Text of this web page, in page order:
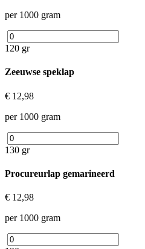
per 1000 gram
120 gr
Zeeuwse speklap
€ 12,98
per 1000 gram
130 gr
Procureurlap gemarineerd
€ 12,98
per 1000 gram